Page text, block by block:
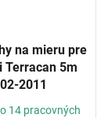
na mieru pre
Terracan 5m
2011
14 pracovných